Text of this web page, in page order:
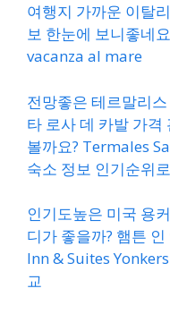
여행지 가까운 이탈
보 한눈에 보니좋네
vacanza al mare
전망좋은 테르말리
타 로사 데 카발 가격
볼까요? Termales
숙소 정보 인기순위
인기도높은 미국 용
디가 좋을까? 햄튼
Inn & Suites
교